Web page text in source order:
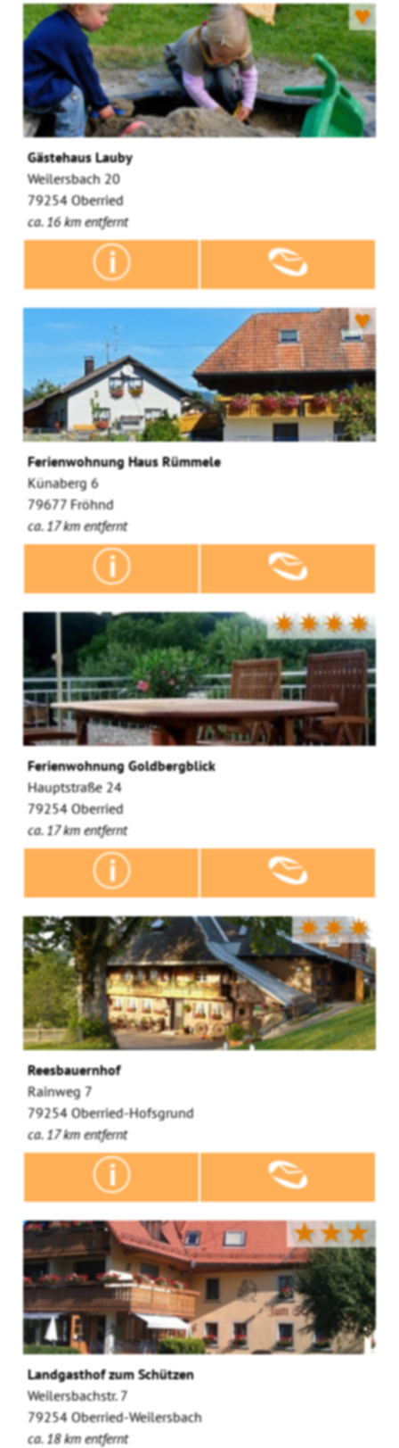
♥
Gästehaus Lauby
Weilersbach 20
79254 Oberried
ca. 16 km entfernt
♥
Ferienwohnung Haus Rümmele
Künaberg 6
79677 Fröhnd
ca. 17 km entfernt
✷✷✷✷
Ferienwohnung Goldbergblick
Hauptstraße 24
79254 Oberried
ca. 17 km entfernt
✷✷✷
Reesbauernhof
Rainweg 7
79254 Oberried-Hofsgrund
ca. 17 km entfernt
★★★
Landgasthof zum Schützen
Weilersbachstr. 7
79254 Oberried-Weilersbach
ca. 18 km entfernt